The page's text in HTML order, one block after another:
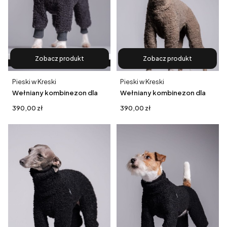
Zobacz produkt
Wełniany kombinezon dla
75% wełny, grafit
Producent
Pieski w Kreski
Cena
390,00 zł
Zobacz produkt
Wełniany kombinezon dla
Producent
Pieski w Kreski
Cena
390,00 zł